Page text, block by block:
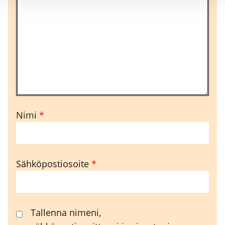
Nimi *
Sähköpostiosoite *
Tallenna nimeni,